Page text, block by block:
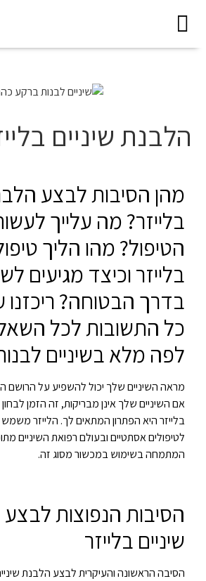
הלבנת שיניים
מהן הסיבות לבצע
בלייזר? מה עלייך
הטיפול? מהו הליך
בלייזר וכיצד מגיעים
בדרך הבטוחה?
כל התשובות לכל
לפה מלא בשיניים
מראה השיניים שלך יכול להשפיע על הרושם
אם השיניים שלך אינן מבריקות, זה הזמן
בלייזר היא הפתרון המתאים לך. הלייזר
לטיפולים אסתטיים ובעולם רפואת השיניים
המתמחה בשימוש במכשור מסוג זה.
הסיבות הנפוצות
שיניים בלייזר
הסיבה הראשונה והעיקרית לבצע הלבנת